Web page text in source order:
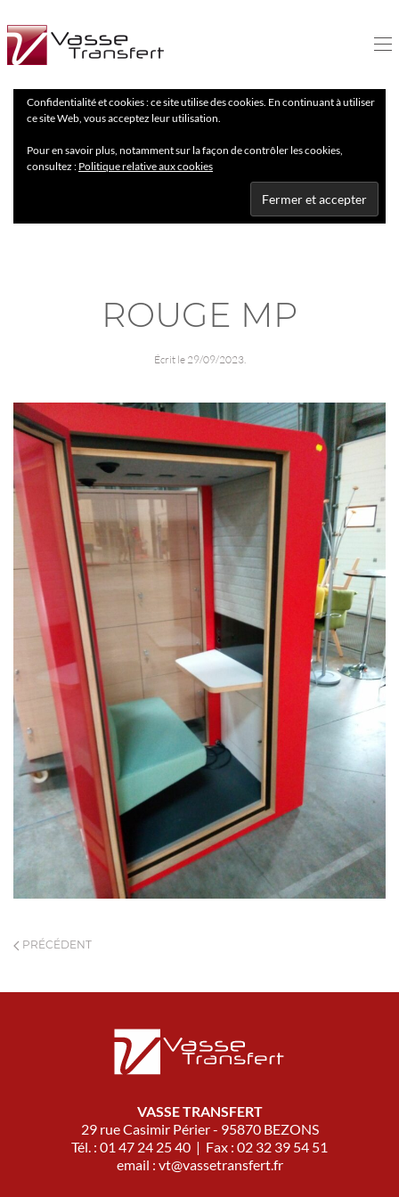
Confidentialité et cookies : ce site utilise des cookies. En continuant à utiliser
ce site Web, vous acceptez leur utilisation.
Pour en savoir plus, notamment sur la façon de contrôler les cookies,
consultez : Politique relative aux cookies
ROUGE MP
Écrit le 29/09/2023.
PRÉCÉDENT
VASSE TRANSFERT
29 rue Casimir Périer - 95870 BEZONS
Tél. : 01 47 24 25 40 | Fax : 02 32 39 54 51
email : vt@vassetransfert.fr